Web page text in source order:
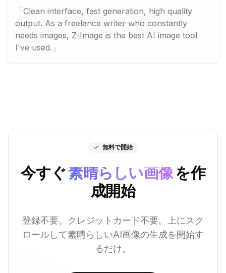
Clean interface, fast generation, high quality
output. As a freelance writer who constantly
needs images, Z-Image is the best AI image tool
I've used.
無料で開始
今すぐ 素晴らしい画像 を作
成開始
登録不要。クレジットカード不要。上にスク
ロールして素晴らしいAI画像の生成を開始す
るだけ。